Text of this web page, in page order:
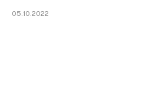
05.10.2022